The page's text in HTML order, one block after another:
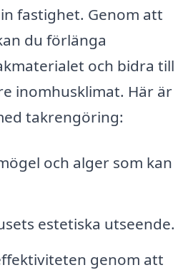
fastighet. Genom att
du förlänga
och bidra till
inomhusklimat. Här är
takrengöring:
och alger som kan
estetiska utseende.
genom att